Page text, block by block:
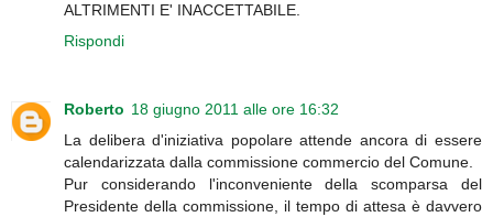
ALTRIMENTI E' INACCETTABILE.
Rispondi
Roberto 18 giugno 2011 alle ore 16:32
La delibera d'iniziativa popolare attende ancora di essere
calendarizzata dalla commissione commercio del Comune.
Pur considerando l'inconveniente della scomparsa del
Presidente della commissione, il tempo di attesa è davvero